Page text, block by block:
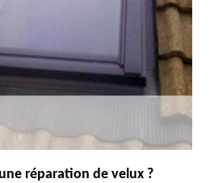
réparation de velux ?